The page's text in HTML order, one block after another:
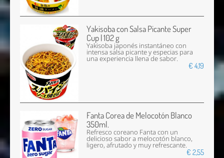
Yakisoba con Salsa Picante Super
Cup | 102 g
Yakisoba japonés instantáneo con
intensa salsa picante y especias para
una experiencia llena de sabor.
€ 4,19
Fanta Corea de Melocotón Blanco
350ml.
Refresco coreano Fanta con un
delicioso sabor a melocotón blanco,
ligero, afrutado y muy refrescante.
€ 2,55